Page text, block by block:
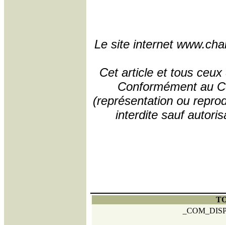
Le site internet
Cet article et tous
Conformément au
(représentation ou
interdite sauf